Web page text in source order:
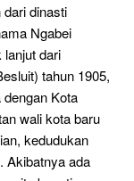
dari dinasti
Ngabei
lanjut dari
tahun 1905,
Kota
wali kota baru
kedudukan
Akibatnya ada